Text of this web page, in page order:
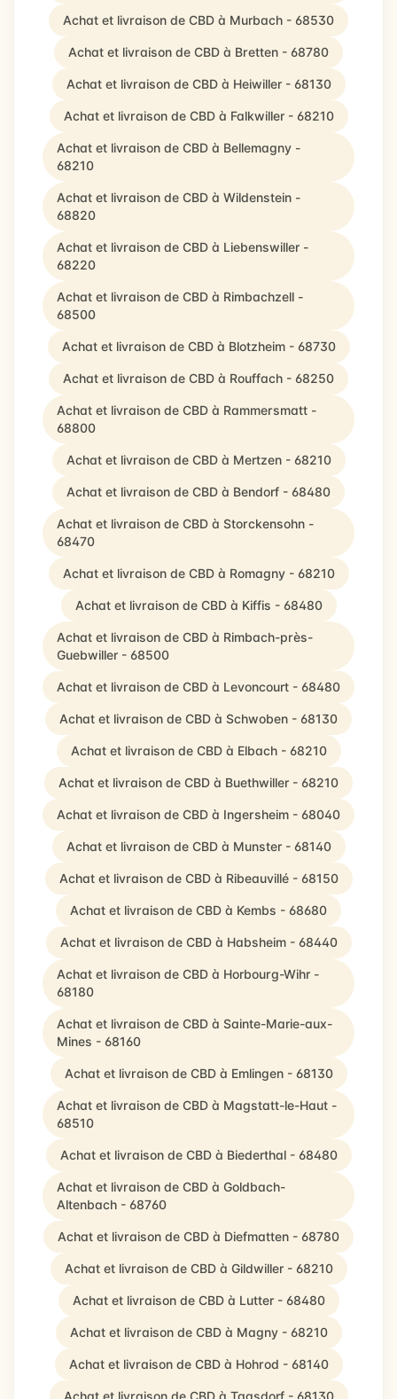
Achat et livraison de CBD à Murbach - 68530
Achat et livraison de CBD à Bretten - 68780
Achat et livraison de CBD à Heiwiller - 68130
Achat et livraison de CBD à Falkwiller - 68210
Achat et livraison de CBD à Bellemagny -
68210
Achat et livraison de CBD à Wildenstein -
68820
Achat et livraison de CBD à Liebenswiller -
68220
Achat et livraison de CBD à Rimbachzell -
68500
Achat et livraison de CBD à Blotzheim - 68730
Achat et livraison de CBD à Rouffach - 68250
Achat et livraison de CBD à Rammersmatt -
68800
Achat et livraison de CBD à Mertzen - 68210
Achat et livraison de CBD à Bendorf - 68480
Achat et livraison de CBD à Storckensohn -
68470
Achat et livraison de CBD à Romagny - 68210
Achat et livraison de CBD à Kiffis - 68480
Achat et livraison de CBD à Rimbach-près-
Guebwiller - 68500
Achat et livraison de CBD à Levoncourt - 68480
Achat et livraison de CBD à Schwoben - 68130
Achat et livraison de CBD à Elbach - 68210
Achat et livraison de CBD à Buethwiller - 68210
Achat et livraison de CBD à Ingersheim - 68040
Achat et livraison de CBD à Munster - 68140
Achat et livraison de CBD à Ribeauvillé - 68150
Achat et livraison de CBD à Kembs - 68680
Achat et livraison de CBD à Habsheim - 68440
Achat et livraison de CBD à Horbourg-Wihr -
68180
Achat et livraison de CBD à Sainte-Marie-aux-
Mines - 68160
Achat et livraison de CBD à Emlingen - 68130
Achat et livraison de CBD à Magstatt-le-Haut -
68510
Achat et livraison de CBD à Biederthal - 68480
Achat et livraison de CBD à Goldbach-
Altenbach - 68760
Achat et livraison de CBD à Diefmatten - 68780
Achat et livraison de CBD à Gildwiller - 68210
Achat et livraison de CBD à Lutter - 68480
Achat et livraison de CBD à Magny - 68210
Achat et livraison de CBD à Hohrod - 68140
Achat et livraison de CBD à Tagsdorf - 68130